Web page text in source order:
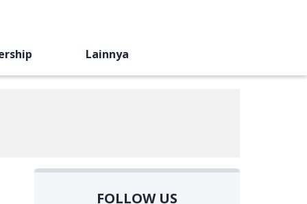
Lainnya
FOLLOW US